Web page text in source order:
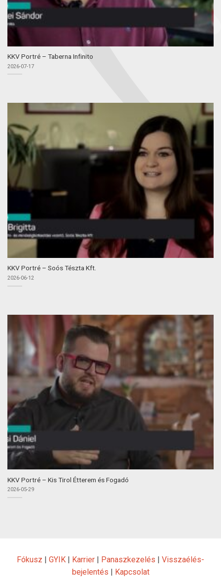
KKV Portré – Taberna Infinito
2026-07-17
KKV Portré – Soós Tészta Kft.
2026-06-12
KKV Portré – Kis Tirol Étterem és Fogadó
2026-05-29
Fókusz GYIK Karrier Panaszkezelés
Visszaélés-
bejelentés
Kapcsolat